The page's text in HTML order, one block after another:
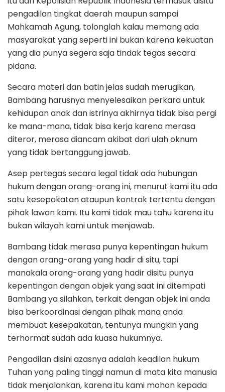
pengadilan tingkat daerah maupun sampai
Mahkamah Agung, tolonglah kalau memang ada
masyarakat yang seperti ini bukan karena kekuatan
yang dia punya segera saja tindak tegas secara
pidana.
Secara materi dan batin jelas sudah merugikan,
Bambang harusnya menyelesaikan perkara untuk
kehidupan anak dan istrinya akhirnya tidak bisa pergi
ke mana-mana, tidak bisa kerja karena merasa
diteror, merasa diancam akibat dari ulah oknum
yang tidak bertanggung jawab.
Asep pertegas secara legal tidak ada hubungan
hukum dengan orang-orang ini, menurut kami itu ada
satu kesepakatan ataupun kontrak tertentu dengan
pihak lawan kami. Itu kami tidak mau tahu karena itu
bukan wilayah kami untuk menjawab.
Bambang tidak merasa punya kepentingan hukum
dengan orang-orang yang hadir di situ, tapi
manakala orang-orang yang hadir disitu punya
kepentingan dengan objek yang saat ini ditempati
Bambang ya silahkan, terkait dengan objek ini anda
bisa berkoordinasi dengan pihak mana anda
membuat kesepakatan, tentunya mungkin yang
terhormat sudah ada kuasa hukumnya.
Pengadilan disini azasnya adalah keadilan hukum
Tuhan yang paling tinggi namun di mata kita manusia
tidak menjalankan, karena itu kami mohon kepada